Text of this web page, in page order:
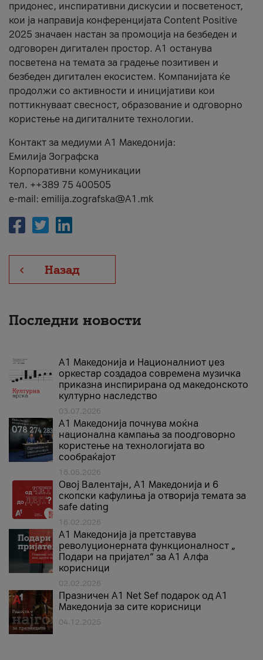
придонес, инспиративни дискусии и посветеност,
кои ја направија конференцијата Content Positive
2025 значаен настан за промоција на безбеден и
одговорен дигитален простор. А1 останува
посветена на темата за градење позитивен и
безбеден дигитален екосистем. Компанијата ќе
продолжи со активности и иницијативи кои
поттикнуваат свесност, образование и одговорно
користење на дигиталните технологии.
Контакт за медиуми А1 Македонија:
Емилија Зографска
Корпоративни комуникации
тел. ++389 75 400505
e-mail: emilija.zografska@A1.mk
Назад
Последни новости
А1 Македонија и Националниот џез
оркестар создадоа современа музичка
приказна инспирирана од македонското
културно наследство
03.07.2026
A1 Македонија почнува моќна
национална кампања за поодговорно
користење на технологијата во
сообраќајот
18.05.2026
Овој Валентајн, A1 Македонија и 6
скопски кафулиња ја отворија темата за
safe dating
16.02.2026
А1 Македонија ја претставува
револуционерната функционалност „
Подари на пријател“ за А1 Алфа
корисници
02.02.2026
Празничен A1 Net Sеf подарок од А1
Македонија за сите корисници
04.12.2025